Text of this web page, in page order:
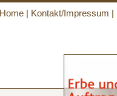
Home| Kontakt/Impressum